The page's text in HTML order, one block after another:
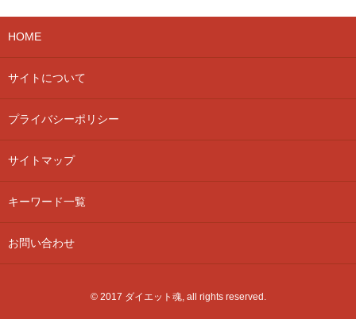
HOME
サイトについて
プライバシーポリシー
サイトマップ
キーワード一覧
お問い合わせ
© 2017 ダイエット魂, all rights reserved.